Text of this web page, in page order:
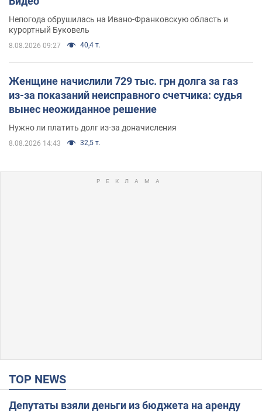
Непогода обрушилась на Ивано-Франковскую область и
курортный Буковель
8.08.2026 09:27 40,4 т.
Женщине начислили 729 тыс. грн долга за газ
из-за показаний неисправного счетчика: судья
вынес неожиданное решение
Нужно ли платить долг из-за доначисления
8.08.2026 14:43 32,5 т.
TOP NEWS
Депутаты взяли деньги из бюджета на аренду